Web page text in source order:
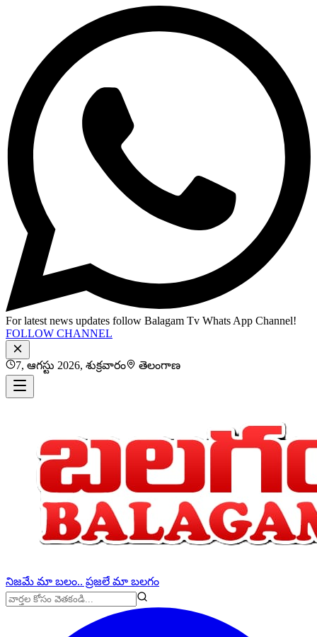
For latest news updates follow Balagam Tv Whats App Channel!
FOLLOW CHANNEL
7, ఆగస్టు 2026, శుక్రవారం తెలంగాణ
నిజమే మా బలం.. ప్రజలే మా బలగం